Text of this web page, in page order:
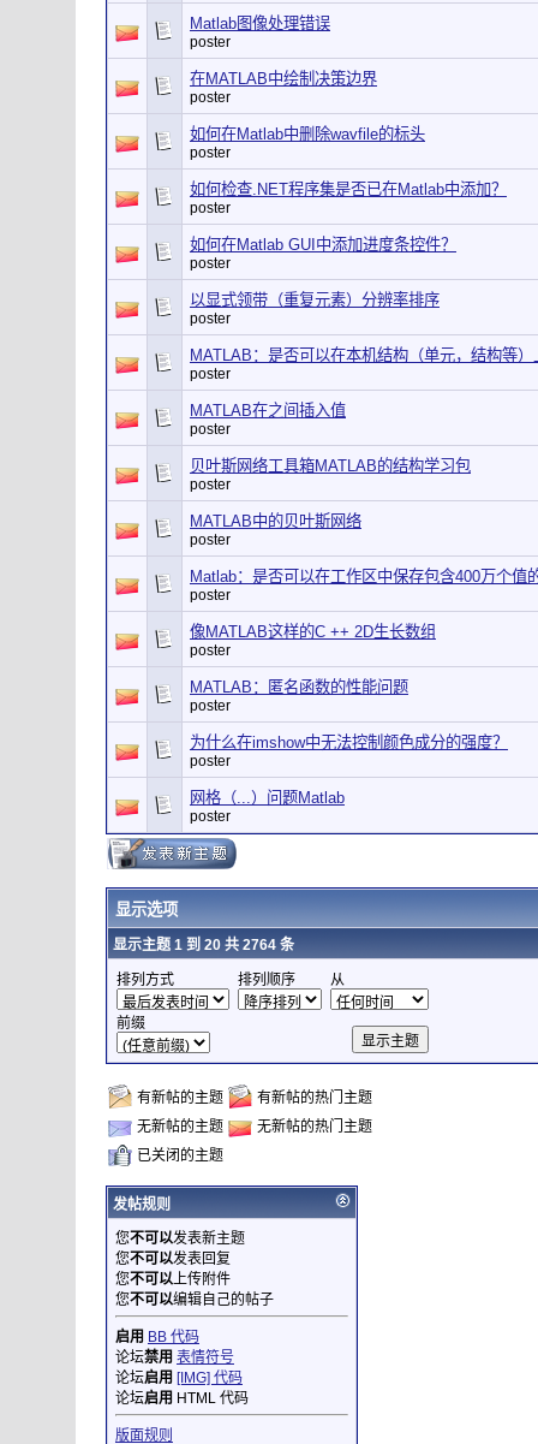
Matlab图像处理错误
poster
在MATLAB中绘制决策边界
poster
如何在Matlab中删除wavfile的标头
poster
如何检查.NET程序集是否已在Matlab中添加？
poster
如何在Matlab GUI中添加进度条控件？
poster
以显式领带（重复元素）分辨率排序
poster
MATLAB：是否可以在本机结构（单元，结构等
poster
MATLAB在之间插入值
poster
贝叶斯网络工具箱MATLAB的结构学习包
poster
MATLAB中的贝叶斯网络
poster
Matlab：是否可以在工作区中保存包含400万个值
poster
像MATLAB这样的C ++ 2D生长数组
poster
MATLAB：匿名函数的性能问题
poster
为什么在imshow中无法控制颜色成分的强度？
poster
网格（...）问题Matlab
poster
显示选项
显示主题 1 到 20 共 2764 条
排列方式 排列顺序 从
前缀
有新帖的主题
有新帖的热门主题
无新帖的主题
无新帖的热门主题
已关闭的主题
发帖规则
您不可以发表新主题
您不可以发表回复
您不可以上传附件
您不可以编辑自己的帖子
启用 BB 代码
论坛禁用 表情符号
论坛启用 [IMG] 代码
论坛启用 HTML 代码
版面规则